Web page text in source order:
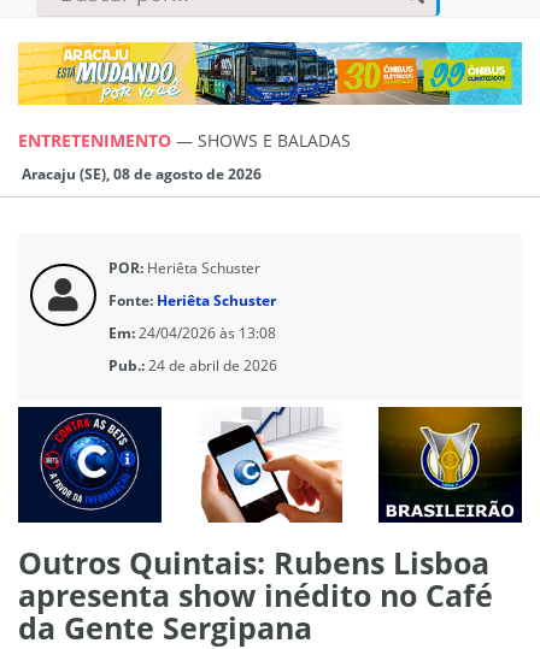
ENTRETENIMENTO — SHOWS E BALADAS
Aracaju (SE), 08 de agosto de 2026
POR: Heriêta Schuster
Fonte: Heriêta Schuster
Em:24/04/2026 às 13:08
Pub.:24 de abril de 2026
Outros Quintais: Rubens Lisboa
apresenta show inédito no Café
da Gente Sergipana